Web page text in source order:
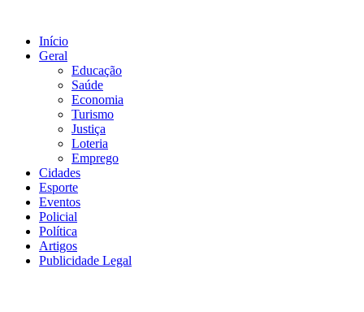
conteúdo
Início
Geral
Educação
Saúde
Economia
Turismo
Justiça
Loteria
Emprego
Cidades
Esporte
Eventos
Policial
Política
Artigos
Publicidade Legal